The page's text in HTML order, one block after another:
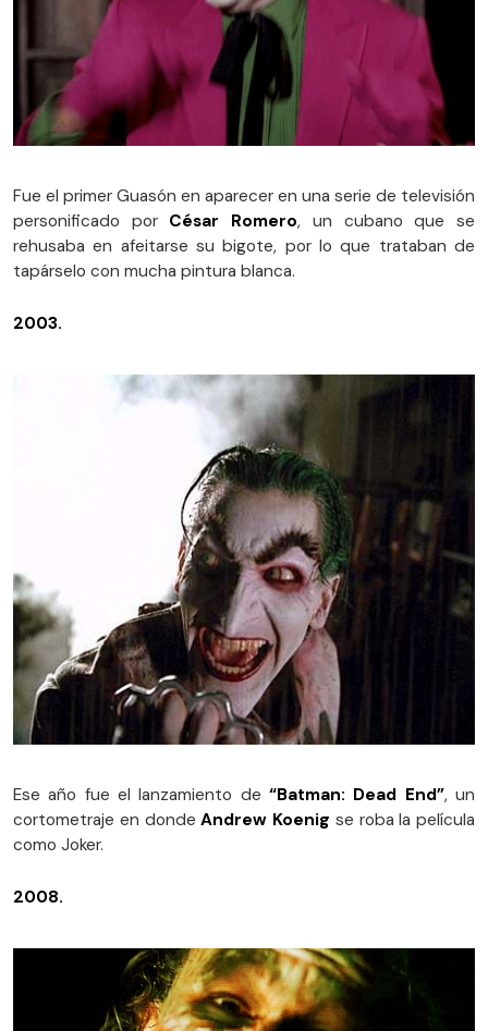
Fue el primer Guasón en aparecer en una serie de televisión
personificado por César Romero, un cubano que se
rehusaba en afeitarse su bigote, por lo que trataban de
tapárselo con mucha pintura blanca.
2003.
Ese año fue el lanzamiento de “Batman: Dead End”, un
cortometraje en dondeAndrew Koenig se roba la película
como Joker.
2008.